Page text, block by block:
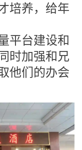
培养，给年
平台建设和
时加强和兄
他们的办会